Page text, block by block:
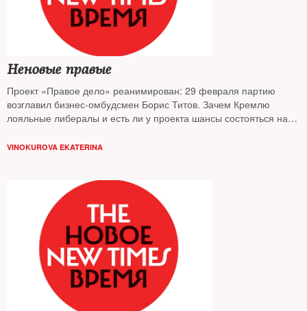
Неновые правые
Проект «Правое дело» реанимирован: 29 февраля партию
возглавил бизнес-омбудсмен Борис Титов. Зачем Кремлю
лояльные либералы и есть ли у проекта шансы состояться на
VINOKUROVA EKATERINA